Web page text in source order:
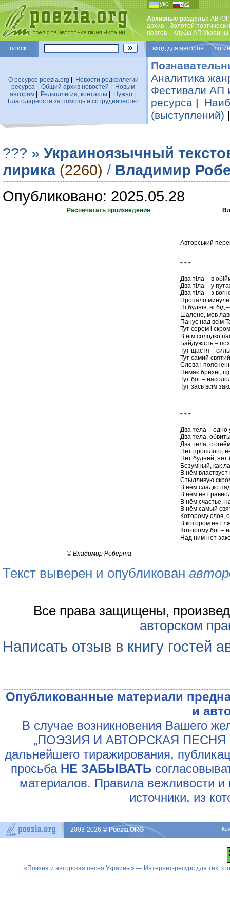
укр рус
Архивные разделы:
архив
Золотой
поэтов
Клубы АП Украины
поиск вход для авторов
О ресурсе poezia.org
Новости редколлегии
ресурса
Общий архив новостей
Новым
авторам| Редколлегия, контакты Нужно|
Благодарности за помощь и сотрудничество
Аналитика
Фестивали АП
ресурса |
(выступлений)
??? » Украиноязычный
лирика (2260) / Владимир
Опубликовано: 2025.05.28
Распечатать произведение
Авторський
* * *
Два тіла – в
Два тіла – у
Два тіла – з
Пропало
Ні буднів, ні
Шалене, мов
Панує над всім
Тут сором і
В нім солодко
Байдужість –
Тут щастя –
Тут самий
Слова і
Немає брехні,
Тут бог –
Тут зась всім
* * *
Два тела – одно
Два тела,
Два тела, с
Нет прошлого,
Нет будней, нет
Безумный, как
В нём
Стыдливую
В нём сладко
В нём нет
В нём счастье,
В нём самый
Которому слов,
В котором нет
Которому бог –
Над ним нет
© Владимир Роберта
Текст выверен и опубликован
Все права защищены,
авторском
Написать отзыв в книгу гостей
Опубликованные материали
и
В случае возникновения Вашего
„ПОЭЗИЯ И АВТОРСКАЯ ПЕСНЯ
дальнейшего тиражирования,
просьба НЕ ЗАБЫВАТЬ
материалов. Правила вежливости и
источники, из
2003-2026© Poezia.ORG
«Поэзия и авторская песня Украины» — Интернет-ресурс для тех,